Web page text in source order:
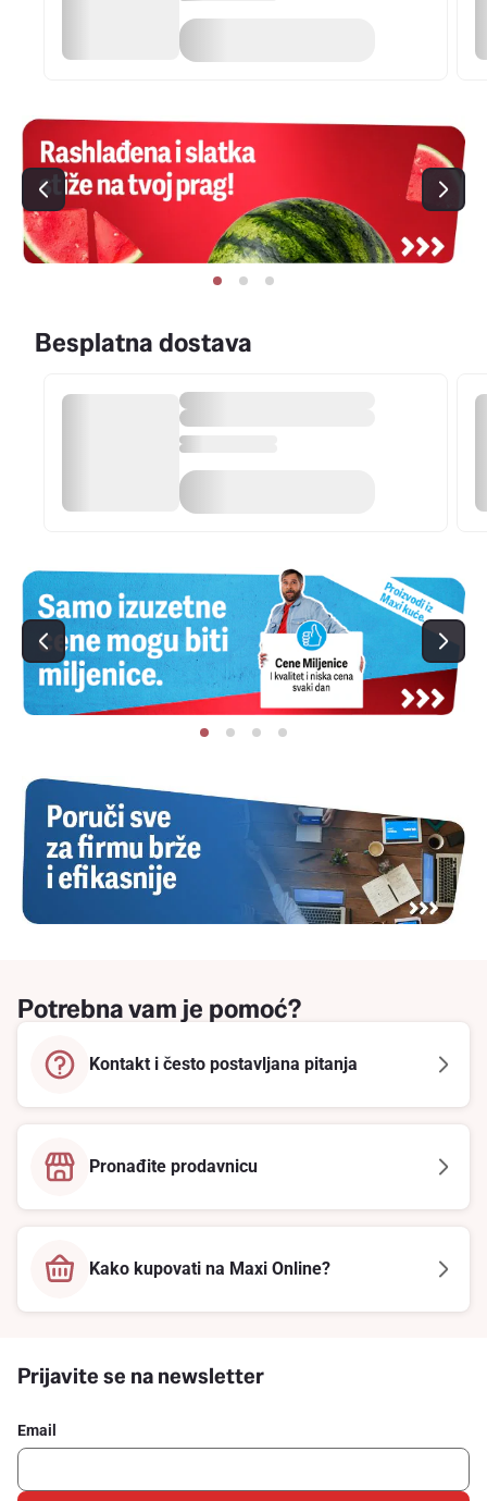
Besplatna dostava
Potrebna vam je pomoć?
Kontakt i često postavljana pitanja
Pronađite prodavnicu
Kako kupovati na Maxi Online?
Prijavite se na newsletter
Email